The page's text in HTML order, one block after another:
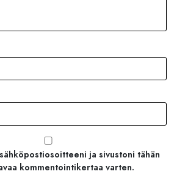
ja sivustoni tähän
kommentointikertaa varten.